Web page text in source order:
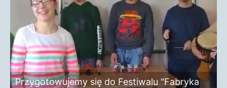
Przygotowujemy się do Festiwalu "Fabryka